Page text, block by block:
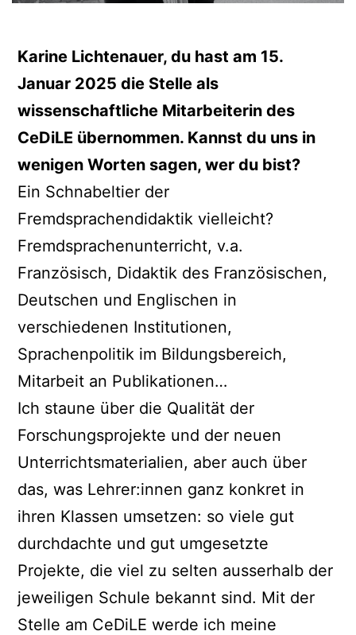
Karine Lichtenauer, du hast am 15.
Januar 2025 die Stelle als
wissenschaftliche Mitarbeiterin des
CeDiLE übernommen. Kannst du uns in
wenigen Worten sagen, wer du bist?
Ein Schnabeltier der
Fremdsprachendidaktik vielleicht?
Fremdsprachenunterricht, v.a.
Französisch, Didaktik des Französischen,
Deutschen und Englischen in
verschiedenen Institutionen,
Sprachenpolitik im Bildungsbereich,
Mitarbeit an Publikationen…
Ich staune über die Qualität der
Forschungsprojekte und der neuen
Unterrichtsmaterialien, aber auch über
das, was Lehrer:innen ganz konkret in
ihren Klassen umsetzen: so viele gut
durchdachte und gut umgesetzte
Projekte, die viel zu selten ausserhalb der
jeweiligen Schule bekannt sind. Mit der
Stelle am CeDiLE werde ich meine